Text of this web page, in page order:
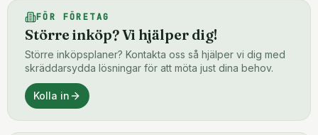
FÖR FÖRETAG
Större inköp? Vi hjälper dig!
Större inköpsplaner? Kontakta oss så hjälper vi dig med
skräddarsydda lösningar för att möta just dina behov.
Kolla in